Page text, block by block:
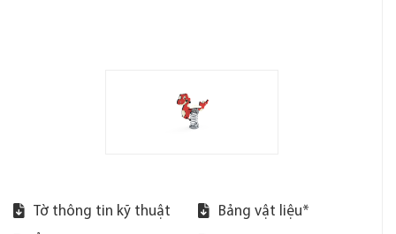
Tờ thông tin kỹ thuật Bảng vật liệu*